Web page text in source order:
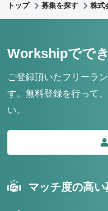
トップ 募集を探す 株式
Workshipでで
ご登録頂いたフリーラ
す。 無料登録を行って
い。
マッチ度の高